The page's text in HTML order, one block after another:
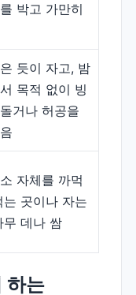
박고 가만히
듯이 자고, 밤
목적 없이 빙
거나 허공을
자체를 까먹
는 곳이나 자는
무 데나 쌈
하는